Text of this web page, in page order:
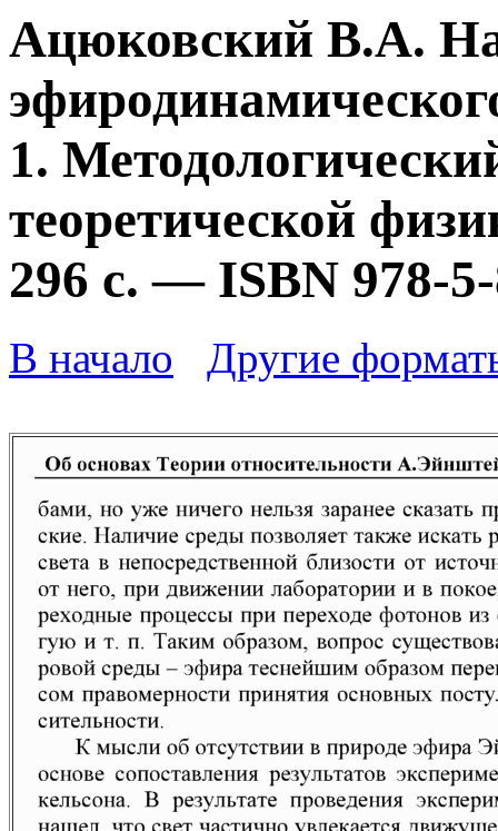
Ацюковский В.А.
1.
теоретической
296 с. — ISBN 978-
В начало Другие